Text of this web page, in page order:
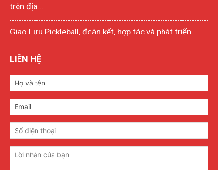
trên địa...
Giao Lưu Pickleball, đoàn kết, hợp tác và phát triển
LIÊN HỆ